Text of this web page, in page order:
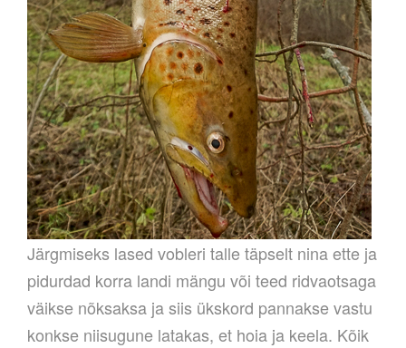
Järgmiseks lased vobleri talle täpselt nina ette ja
pidurdad korra landi mängu või teed ridvaotsaga
väikse nõksaksa ja siis ükskord pannakse vastu
konkse niisugune latakas, et hoia ja keela. Kõik